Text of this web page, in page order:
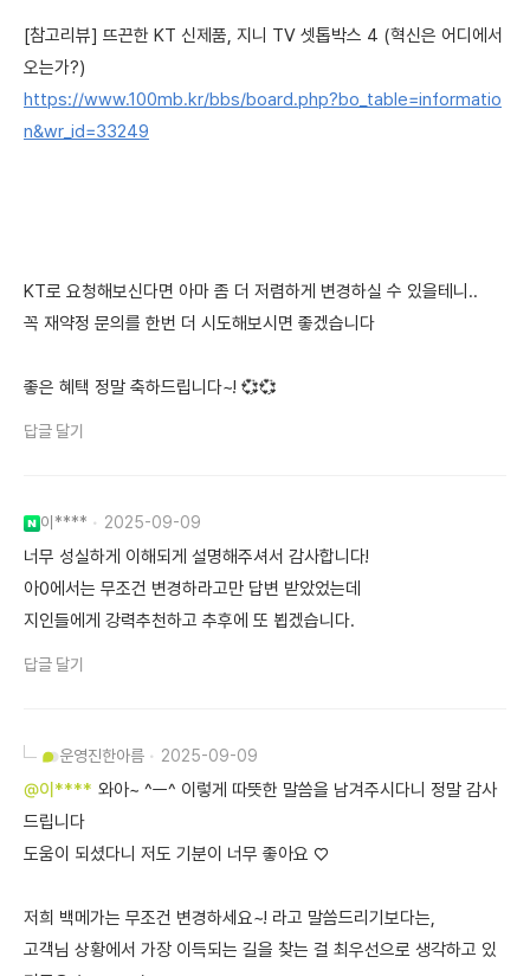
[참고리뷰] 뜨끈한 KT 신제품, 지니 TV 셋톱박스 4 (혁신은 어디에서
오는가?)
https://www.100mb.kr/bbs/board.php?bo_table=informatio
n&wr_id=33249
KT로 요청해보신다면 아마 좀 더 저렴하게 변경하실 수 있을테니..
꼭 재약정 문의를 한번 더 시도해보시면 좋겠습니다
좋은 혜택 정말 축하드립니다~! 💞💞
답글 달기
이**** 2025-09-09
너무 성실하게 이해되게 설명해주셔서 감사합니다!
아0에서는 무조건 변경하라고만 답변 받았었는데
지인들에게 강력추천하고 추후에 또 뵙겠습니다.
답글 달기
운영진한아름 2025-09-09
@이**** 와아~ ^ㅡ^ 이렇게 따뜻한 말씀을 남겨주시다니 정말 감사
드립니다
도움이 되셨다니 저도 기분이 너무 좋아요 ♡
저희 백메가는 무조건 변경하세요~! 라고 말씀드리기보다는,
고객님 상황에서 가장 이득되는 길을 찾는 걸 최우선으로 생각하고 있